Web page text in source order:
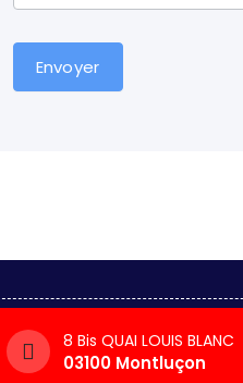
Envoyer
8 Bis QUAI LOUIS BLANC
03100 Montluçon